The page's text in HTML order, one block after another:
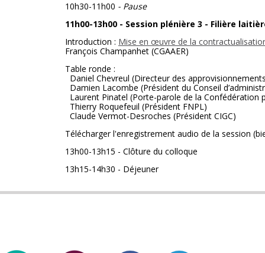
10h30-11h00 - Pause
11h00-13h00 - Session plénière 3 - Filière
Introduction : Mise en œuvre de la
François Champanhet (CGAAER)
Table ronde :
Daniel Chevreul (Directeur des
Damien Lacombe (Président du Conseil
Laurent Pinatel (Porte-parole de la Confédération
Thierry Roquefeuil (Président FNPL)
Claude Vermot-Desroches (Président CIGC)
Télécharger l'enregistrement audio de la session
13h00-13h15 - Clôture du colloque
13h15-14h30 - Déjeuner